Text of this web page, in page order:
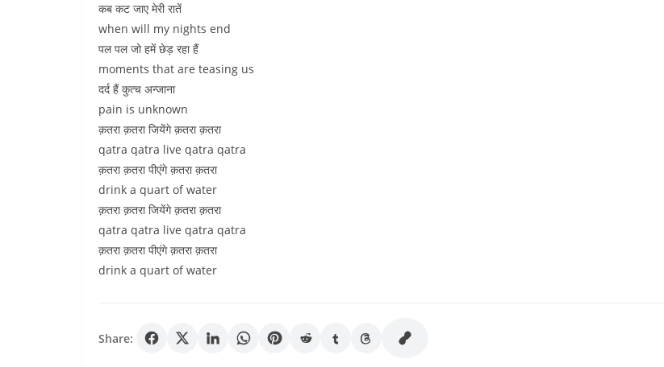
कब कट जाए मेरी रातें
when will my nights end
पल पल जो हमें छेड़ रहा हैं
moments that are teasing us
दर्द हैं कुत्च अन्जाना
pain is unknown
क़तरा क़तरा जियेंगे क़तरा क़तरा
qatra qatra live qatra qatra
क़तरा क़तरा पीएंगे क़तरा क़तरा
drink a quart of water
क़तरा क़तरा जियेंगे क़तरा क़तरा
qatra qatra live qatra qatra
क़तरा क़तरा पीएंगे क़तरा क़तरा
drink a quart of water
Share: